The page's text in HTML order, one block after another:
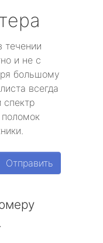
течении
и не с
большому
всегда
спектр
Отправить
.